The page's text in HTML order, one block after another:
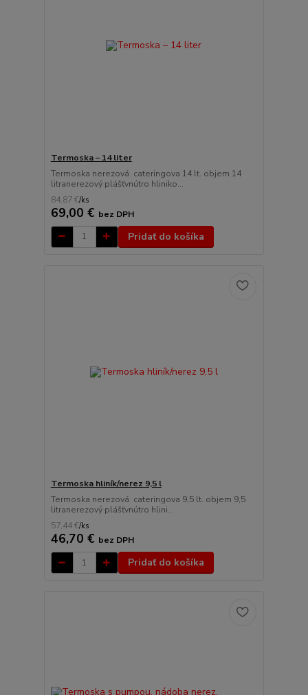
Termoska – 14 liter
Termoska nerezová cateringova 14 lt. objem 14
litranerezový plášťvnútro hliniko...
84,87 €/ks
69,00 € bez DPH
Pridať do košíka
Termoska hliník/nerez 9,5 l
Termoska nerezová cateringova 9,5 lt. objem 9,5
litranerezový plášťvnútro hlini...
57,44 €/ks
46,70 € bez DPH
Pridať do košíka